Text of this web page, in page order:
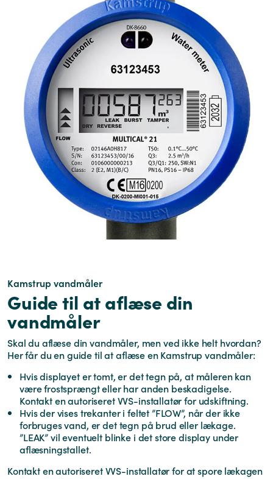
Kamstrup vandmåler
Guide til at aflæse din
vandmåler
Skal du aflæse din vandmåler, men ved ikke helt hvordan?
Her får du en guide til at aflæse en Kamstrup vandmåler:
Hvis displayet er tomt, er det tegn på, at måleren kan
være frostsprængt eller har anden beskadigelse.
Kontakt en autoriseret VVS-installatør for udskiftning.
Hvis der vises trekanter i feltet ”FLOW”, når der ikke
forbruges vand, er det tegn på brud eller lækage.
”LEAK” vil eventuelt blinke i det store display under
aflæsningstallet.
Kontakt en autoriseret VVS-installatør for at spore lækagen